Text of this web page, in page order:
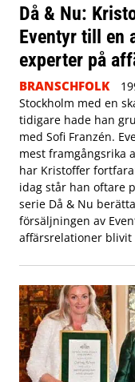
Då & Nu:
Eventyr till en
experter på
BRANSCHFOLK
Stockholm med en
tidigare hade han
med Sofi Franzén.
mest framgångsrika
har Kristoffer
idag står han oftare
serie Då & Nu
försäljningen av
affärsrelationer blivit